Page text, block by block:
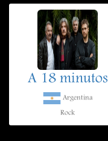
A 18 minutos
Argentina
Rock